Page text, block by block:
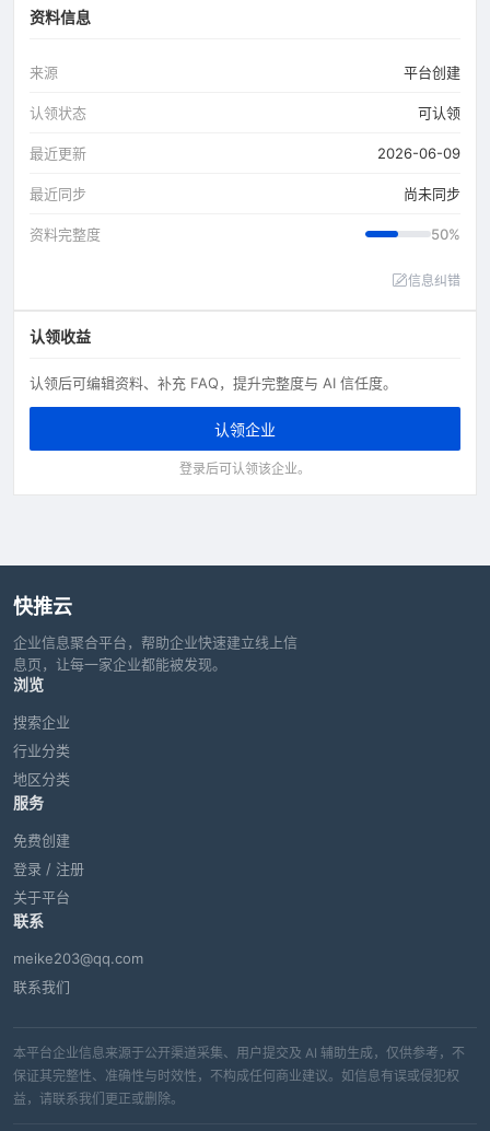
资料信息
来源 平台创建
认领状态 可认领
最近更新 2026-06-09
最近同步 尚未同步
资料完整度 50%
信息纠错
认领收益
认领后可编辑资料、补充 FAQ，提升完整度与 AI 信任度。
认领企业
登录后可认领该企业。
快推云
企业信息聚合平台，帮助企业快速建立线上信
息页，让每一家企业都能被发现。
浏览
搜索企业
行业分类
地区分类
服务
免费创建
登录 / 注册
关于平台
联系
meike203@qq.com
联系我们
本平台企业信息来源于公开渠道采集、用户提交及 AI 辅助生成，仅供参考，不
保证其完整性、准确性与时效性，不构成任何商业建议。如信息有误或侵犯权
益，请联系我们更正或删除。